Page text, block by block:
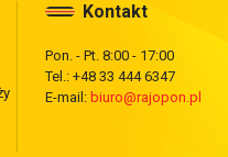
Kontakt
Pon. - Pt. 8:00 - 17:00
Tel.: +48 33 444 6347
E-mail: biuro@rajopon.pl